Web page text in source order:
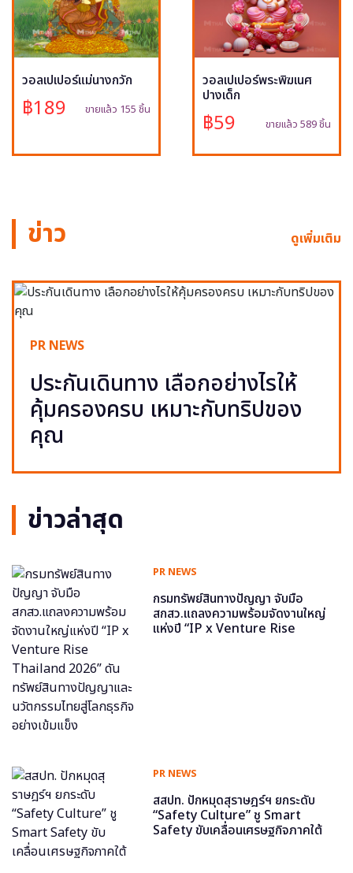
วอลเปเปอร์แม่นางกวัก
฿189 ขายแล้ว 155 ชิ้น
วอลเปเปอร์พระพิฆเนศ
ปางเด็ก
฿59 ขายแล้ว 589 ชิ้น
ข่าว ดูเพิ่มเติม
PR NEWS
ประกันเดินทาง เลือกอย่างไรให้
คุ้มครองครบ เหมาะกับทริปของ
คุณ
ข่าวล่าสุด
PR NEWS
กรมทรัพย์สินทางปัญญา จับมือ
สกสว.แถลงความพร้อมจัดงานใหญ่
แห่งปี “IP x Venture Rise
PR NEWS
สสปท. ปักหมุดสุราษฎร์ฯ ยกระดับ
“Safety Culture” ชู Smart
Safety ขับเคลื่อนเศรษฐกิจภาคใต้